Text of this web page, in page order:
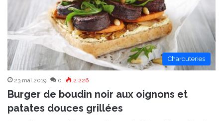
Charcuteries
23 mai 2019 0 2 226
Burger de boudin noir aux oignons et
patates douces grillées